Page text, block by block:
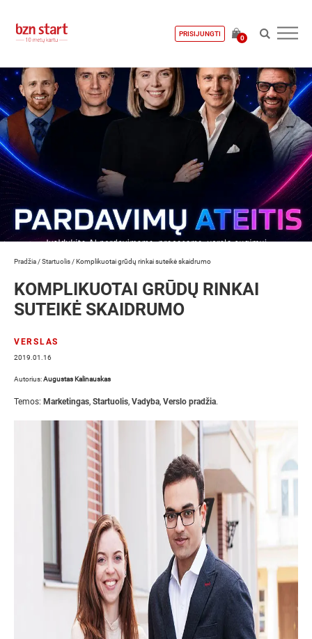
PRISIJUNGTI
0
Pradžia /Startuolis /Komplikuotai grūdų rinkai suteikė skaidrumo
KOMPLIKUOTAI GRŪDŲ RINKAI
SUTEIKĖ SKAIDRUMO
VERSLAS
2019.01.16
Autorius:Augustas Kalinauskas
Temos: Marketingas, Startuolis, Vadyba, Verslo pradžia.